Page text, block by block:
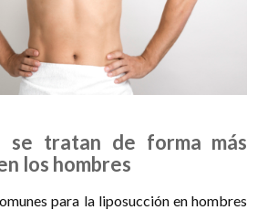
se tratan de forma más
los hombres
para la liposucción en hombres